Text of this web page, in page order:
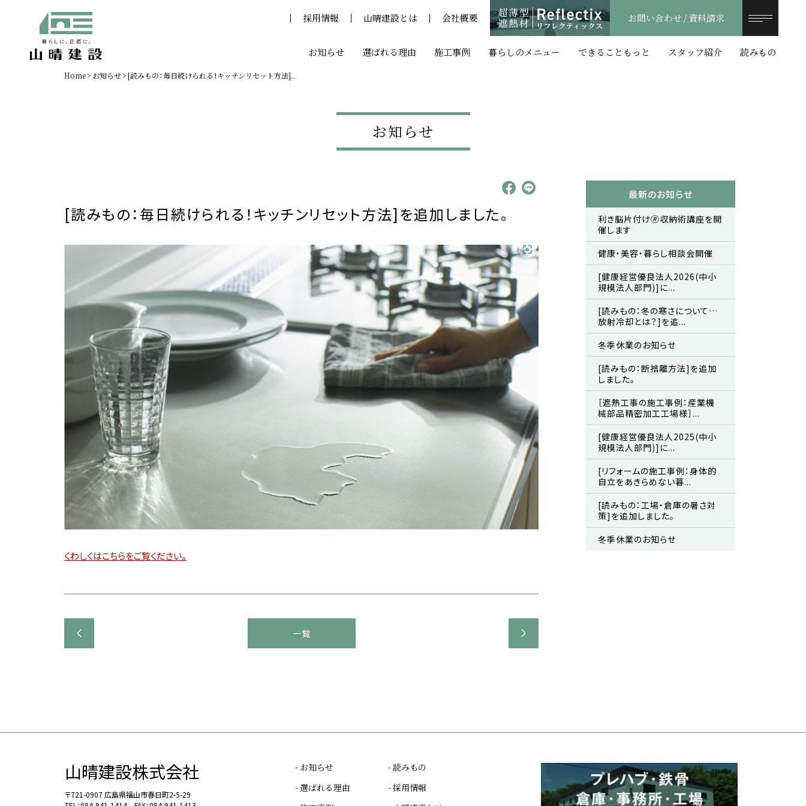
採用情報 山晴建設とは 会社概要 お問い合わせ / 資料請求
お知らせ 選ばれる理由 施工事例 暮らしのメニュー できることもっと スタッフ紹介 読みもの
採用情報 山晴建設とは 会社概要 お問い合わせ / 資料請求
0120-344-842
[営業時間] 8:00～17:00 [定休日] 日曜、祝日
Home お知らせ [読みもの：毎日続けられる！キッチンリセット方法]...
お知らせ
[読みもの：毎日続けられる！キッチンリセット方法]を追加しました。
くわしくはこちらをご覧ください。
一覧
最新のお知らせ
利き脳片付け🄬収納術講座を開
催します
健康・美容・暮らし相談会開催
[健康経営優良法人2026(中小
規模法人部門)]に...
[読みもの：冬の寒さについて…
放射冷却とは？]を追...
冬季休業のお知らせ
[読みもの：断捨離方法]を追加
しました。
［遮熱工事の施工事例：産業機
械部品精密加工工場様］...
[健康経営優良法人2025(中小
規模法人部門)]に...
[リフォームの施工事例：身体的
自立をあきらめない暮...
[読みもの：工場・倉庫の暑さ対
策]を追加しました。
冬季休業のお知らせ
- お知らせ
- 選ばれる理由
- 読みもの
- 採用情報
山晴建設株式会社
〒721-0907 広島県福山市春日町2-5-29